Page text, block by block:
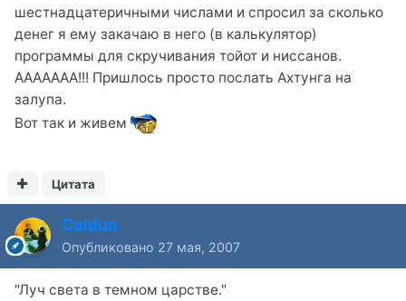
шестнадцатеричными числами и спросил за сколько
денег я ему закачаю в него (в калькулятор)
программы для скручивания тойот и ниссанов.
AAAAAAA!!! Пришлось просто послать Ахтунга на
залупа.
Вот так и живем
Цитата
Coldun
Опубликовано 27 мая, 2007
"Луч света в темном царстве."